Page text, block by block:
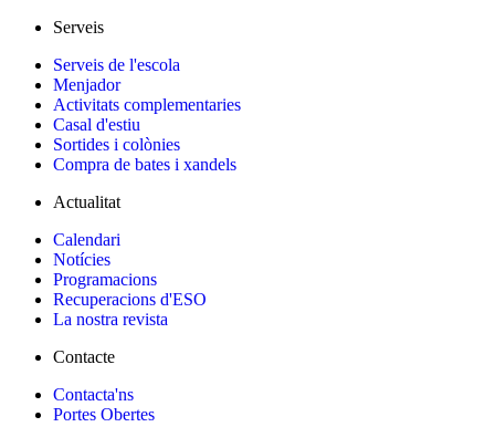
Serveis
Serveis de l'escola
Menjador
Activitats complementaries
Casal d'estiu
Sortides i colònies
Compra de bates i xandels
Actualitat
Calendari
Notícies
Programacions
Recuperacions d'ESO
La nostra revista
Contacte
Contacta'ns
Portes Obertes